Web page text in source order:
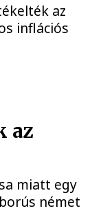
az
inflációs
az
miatt egy
német